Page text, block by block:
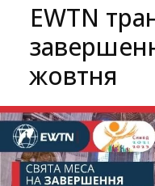
EWTN
жовтня